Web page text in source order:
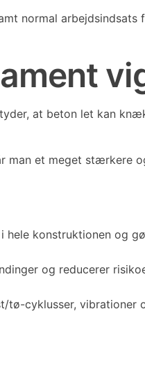
normal
at beton let kan
et meget stærkere
hele konstruktionen og
og reducerer
tø-cyklusser, vibrationer